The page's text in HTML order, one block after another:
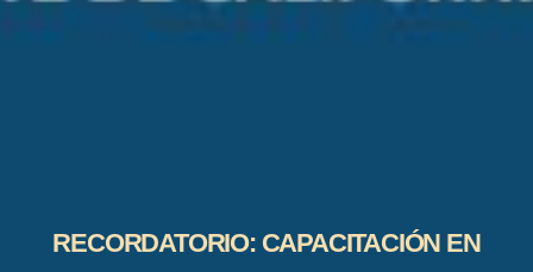
RECORDATORIO: CAPACITACIÓN EN